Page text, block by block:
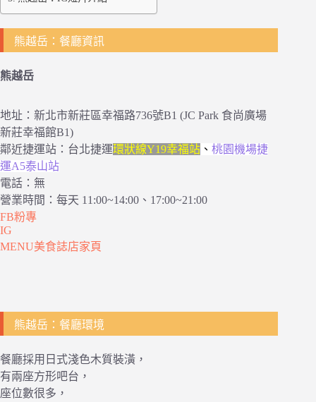
熊越岳：餐廳資訊
熊越岳
地址：新北市新莊區幸福路736號B1 (JC Park 食尚廣場
新莊幸福館B1)
鄰近捷運站：台北捷運環狀線Y19幸福站 、 桃園機場捷
運A5泰山站
電話：無
營業時間：每天 11:00~14:00、17:00~21:00
FB粉專
IG
MENU美食誌店家頁
熊越岳：餐廳環境
餐廳採用日式淺色木質裝潢，
有兩座方形吧台，
座位數很多，